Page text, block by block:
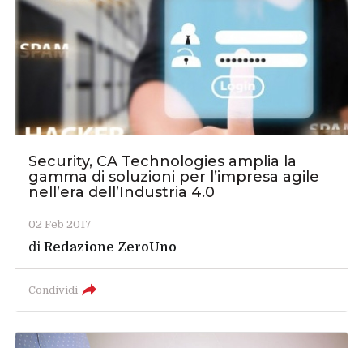
Security, CA Technologies amplia la
gamma di soluzioni per l’impresa agile
nell’era dell’Industria 4.0
02 Feb 2017
diRedazione ZeroUno
Condividi